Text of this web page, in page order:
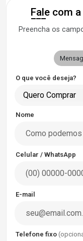
Fale com
Preencha os
O que você deseja?
Quero Comprar
Nome
Celular / WhatsApp
E-mail
Telefone fixo